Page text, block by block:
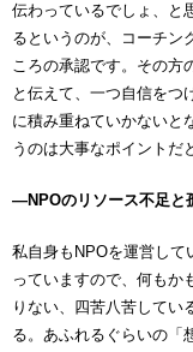
伝わっているでしょ、と
るというのが、コーチン
ころの承認です。その方
と伝えて、一つ自信をつ
に積み重ねていかないと
うのは大事なポイントだ
―NPOのリソース不足と
私自身もNPOを運営して
っていますので、何もか
りない、四苦八苦してい
る。あふれるぐらいの「